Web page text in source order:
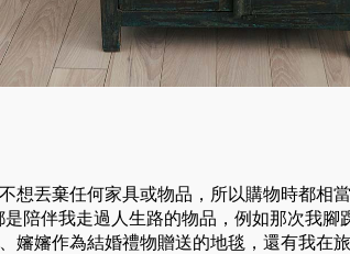
想丟棄任何家具或物品，所以購物時都相
陪伴我走過人生路的物品，例如那次我腳
嬸嬸作為結婚禮物贈送的地毯，還有我在